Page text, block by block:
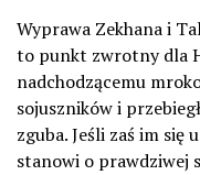
Wyprawa Zekhana i
to punkt zwrotny dla
nadchodzącemu
sojuszników i
zguba. Jeśli zaś im
stanowi o prawdziwej